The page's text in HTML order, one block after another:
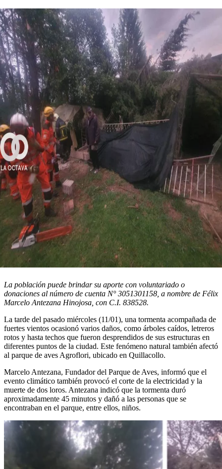
La población puede brindar su aporte con voluntariado o
donaciones al número de cuenta N° 3051301158, a nombre de Félix
Marcelo Antezana Hinojosa, con C.I. 838528.
La tarde del pasado miércoles (11/01), una tormenta acompañada de
fuertes vientos ocasionó varios daños, como árboles caídos, letreros
rotos y hasta techos que fueron desprendidos de sus estructuras en
diferentes puntos de la ciudad. Este fenómeno natural también afectó
al parque de aves Agroflori, ubicado en Quillacollo.
Marcelo Antezana, Fundador del Parque de Aves, informó que el
evento climático también provocó el corte de la electricidad y la
muerte de dos loros. Antezana indicó que la tormenta duró
aproximadamente 45 minutos y dañó a las personas que se
encontraban en el parque, entre ellos, niños.